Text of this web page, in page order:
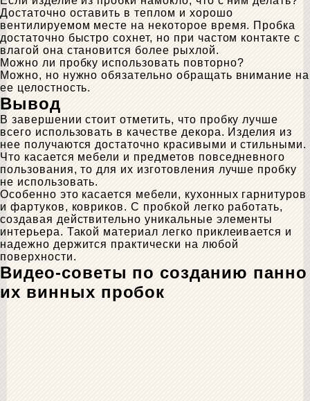
Достаточно оставить в теплом и хорошо
вентилируемом месте на некоторое время. Пробка
достаточно быстро сохнет, но при частом контакте с
влагой она становится более рыхлой.
Можно ли пробку использовать повторно?
Можно, но нужно обязательно обращать внимание на
ее целостность.
Вывод
В завершении стоит отметить, что пробку лучше
всего использовать в качестве декора. Изделия из
нее получаются достаточно красивыми и стильными.
Что касается мебели и предметов повседневного
пользования, то для их изготовления лучше пробку
не использовать.
Особенно это касается мебели, кухонных гарнитуров
и фартуков, ковриков. С пробкой легко работать,
создавая действительно уникальные элементы
интерьера. Такой материал легко приклеивается и
надежно держится практически на любой
поверхности.
Видео-советы по созданию панно
их винных пробок